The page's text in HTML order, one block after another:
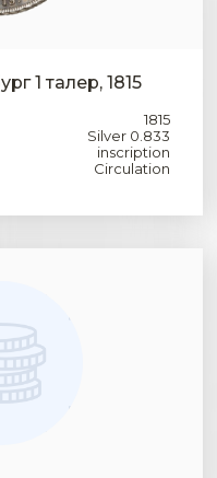
1 талер, 1815
1815
Silver 0.833
inscription
Circulation